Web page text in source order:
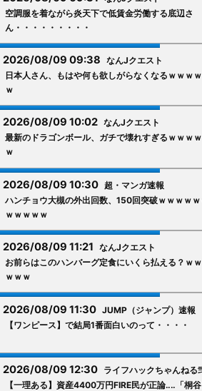
空調服を着ながら炎天下で低賃金労働する底辺さ
ん・・・・・・・・・
2026/08/09 09:38なんJクエスト
日本人さん、もはや何も欲しがらなくなるｗｗｗ
ｗ
2026/08/09 10:02なんJクエスト
最新のドラゴンボール、ガチで壊れすぎるｗｗｗ
ｗ
2026/08/09 10:30超・マンガ速報
ハンチョウ大槻の外出回数、150回突破ｗｗｗｗ
ｗｗｗｗｗ
2026/08/09 11:21なんJクエスト
お前らはこのハンバーグ定食にいくら払える？ｗ
ｗｗｗ
2026/08/09 11:30JUMP（ジャンプ）速報
【ワンピース】で結局1番面白いのって・・・・
2026/08/09 12:30ライフハックちゃんねる
【一理ある】資産4400万円FIRE民が正論‥‥「桐